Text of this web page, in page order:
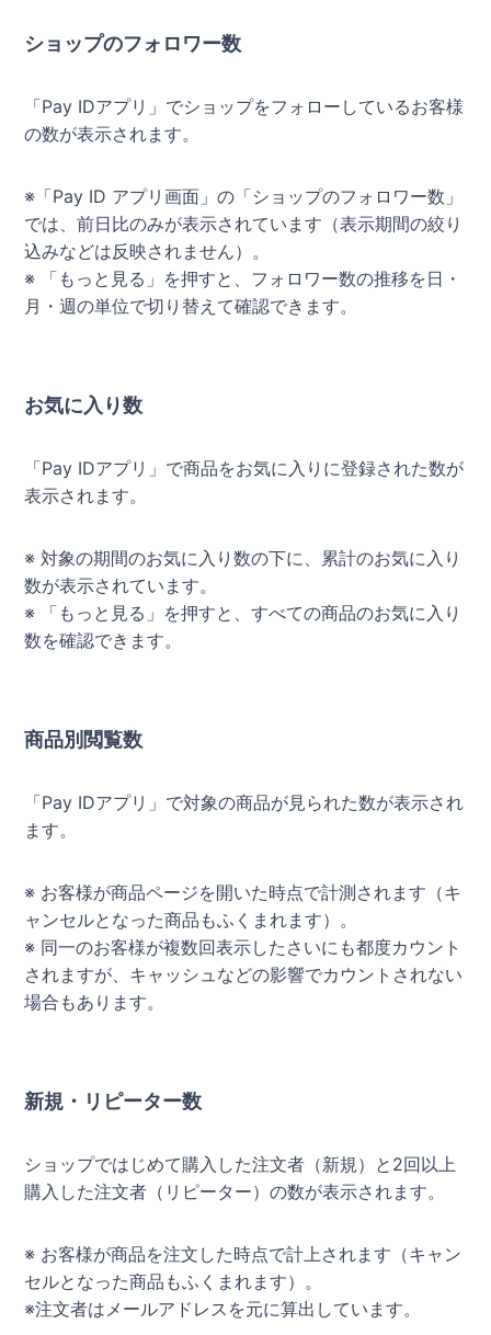
ショップのフォロワー数
「Pay IDアプリ」でショップをフォローしているお客様
の数が表示されます。
※「Pay ID アプリ画面」の「ショップのフォロワー数」
では、前日比のみが表示されています（表示期間の絞り
込みなどは反映されません）。
※ 「もっと見る」を押すと、フォロワー数の推移を日・
月・週の単位で切り替えて確認できます。
お気に入り数
「Pay IDアプリ」で商品をお気に入りに登録された数が
表示されます。
※ 対象の期間のお気に入り数の下に、累計のお気に入り
数が表示されています。
※ 「もっと見る」を押すと、すべての商品のお気に入り
数を確認できます。
商品別閲覧数
「Pay IDアプリ」で対象の商品が見られた数が表示され
ます。
※ お客様が商品ページを開いた時点で計測されます（キ
ャンセルとなった商品もふくまれます）。
※ 同一のお客様が複数回表示したさいにも都度カウント
されますが、キャッシュなどの影響でカウントされない
場合もあります。
新規・リピーター数
ショップではじめて購入した注文者（新規）と2回以上
購入した注文者（リピーター）の数が表示されます。
※ お客様が商品を注文した時点で計上されます（キャン
セルとなった商品もふくまれます）。
※注文者はメールアドレスを元に算出しています。